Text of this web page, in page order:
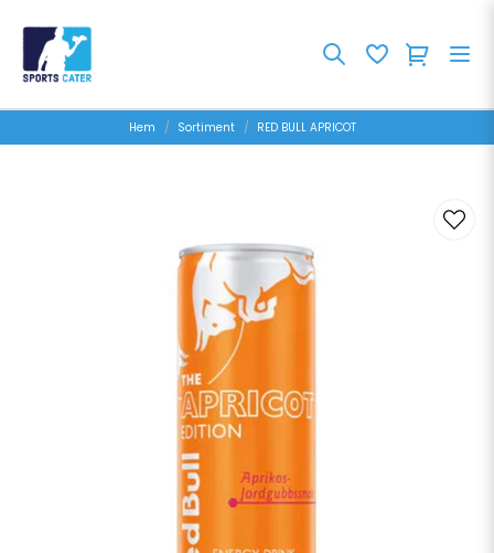
Hem Sortiment RED BULL APRICOT